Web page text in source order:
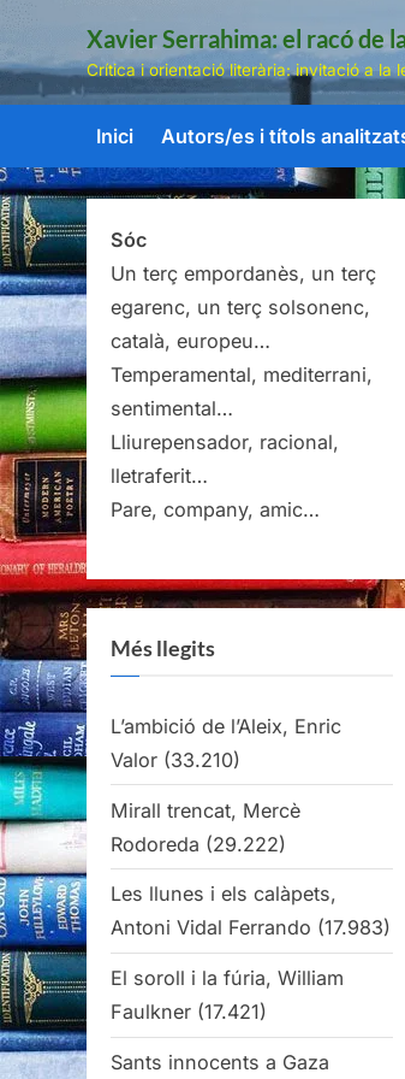
Skip
content
Xavier Serrahima: el racó de
Crítica i orientació literària: invitació a la
Inici Autors/es i títols
Sóc
Un terç empordanès, un terç
egarenc, un terç solsonenc,
català, europeu…
Temperamental, mediterrani,
sentimental…
Lliurepensador, racional,
lletraferit…
Pare, company, amic…
Més llegits
L’ambició de l’Aleix, Enric
Valor (33.210)
Mirall trencat, Mercè
Rodoreda (29.222)
Les llunes i els calàpets,
Antoni Vidal Ferrando (17.983)
El soroll i la fúria, William
Faulkner (17.421)
Sants innocents a Gaza